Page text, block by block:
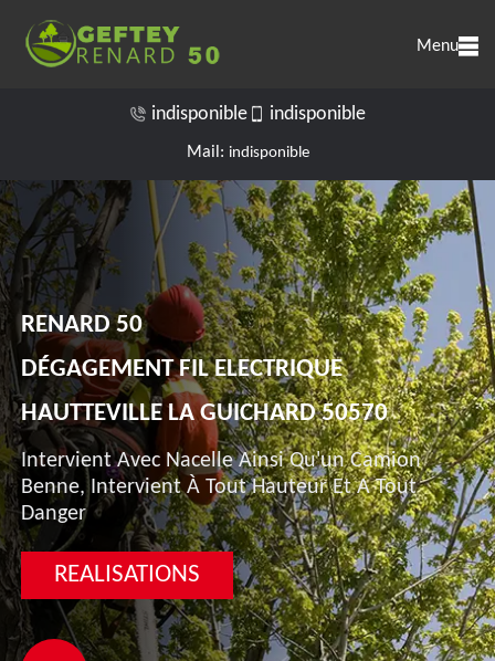
Menu
indisponible indisponible
Mail: indisponible
RENARD 50
DÉGAGEMENT FIL ELECTRIQUE
HAUTTEVILLE LA GUICHARD 50570
Intervient Avec Nacelle Ainsi Qu'un Camion
Benne, Intervient À Tout Hauteur Et A Tout
Danger
REALISATIONS